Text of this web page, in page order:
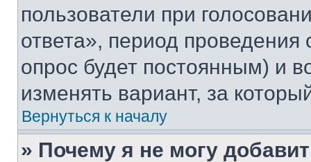
пользователи при
ответа», период проведения
опрос будет постоянным) и
изменять вариант, за
Вернуться к началу
» Почему я не могу